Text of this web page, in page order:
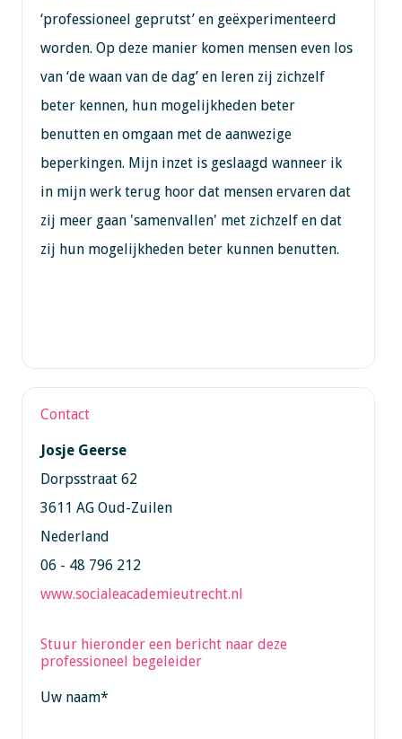
‘professioneel geprutst’ en geëxperimenteerd
worden. Op deze manier komen mensen even los
van ‘de waan van de dag’ en leren zij zichzelf
beter kennen, hun mogelijkheden beter
benutten en omgaan met de aanwezige
beperkingen. Mijn inzet is geslaagd wanneer ik
in mijn werk terug hoor dat mensen ervaren dat
zij meer gaan 'samenvallen' met zichzelf en dat
zij hun mogelijkheden beter kunnen benutten.
Contact
Josje Geerse
Dorpsstraat 62
3611 AG Oud-Zuilen
Nederland
06 - 48 796 212
www.socialeacademieutrecht.nl
Stuur hieronder een bericht naar deze
professioneel begeleider
Uw naam*